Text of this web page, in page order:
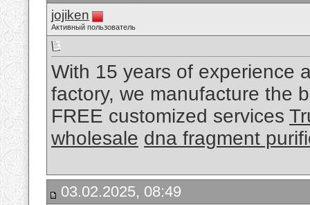
jojiken
Активный пользователь
With 15 years of experience
factory, we manufacture the
FREE customized services
wholesale dna fragment
03.02.2025, 08:49